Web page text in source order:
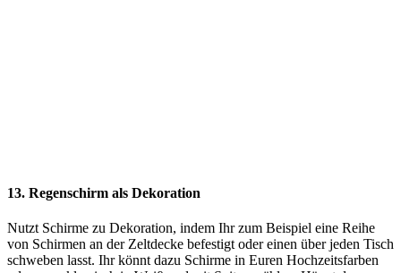
13. Regenschirm als Dekoration
Nutzt Schirme zu Dekoration, indem Ihr zum Beispiel eine Reihe
von Schirmen an der Zeltdecke befestigt oder einen über jeden Tisch
schweben lasst. Ihr könnt dazu Schirme in Euren Hochzeitsfarben